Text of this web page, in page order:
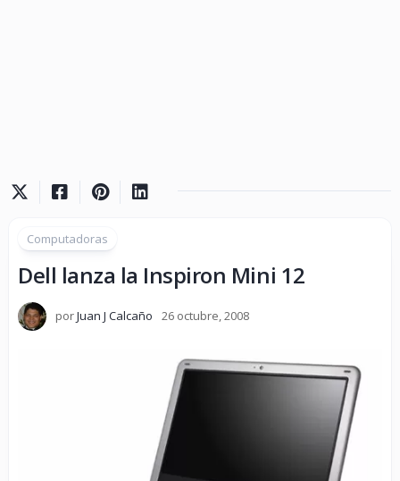
Computadoras
Dell lanza la Inspiron Mini 12
porJuan J Calcaño 26 octubre, 2008